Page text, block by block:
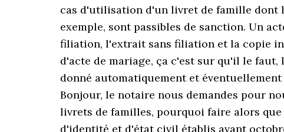
cas d'utilisation d'un livret de famille dont
exemple, sont passibles de sanction. Un
filiation, l'extrait sans filiation et la copie
d'acte de mariage, ça c'est sur qu'il le
donné automatiquement et
Bonjour, le notaire nous demandes pour
livrets de familles, pourquoi faire alors
d'identité et d'état civil établis avant